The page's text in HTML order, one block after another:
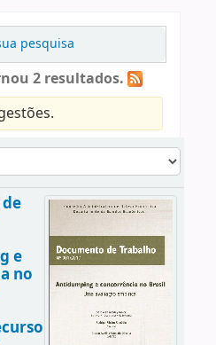
pesquisa
2 resultados.
e
no